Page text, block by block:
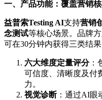
一、产品功能：覆盖营销
益普索Testing AI支持营销
念测试等核心场景。品牌
可在30分钟内获得三类结果
六大维度定量评分：
可信度、清晰度及付
力。
视觉诊断：通过AI眼